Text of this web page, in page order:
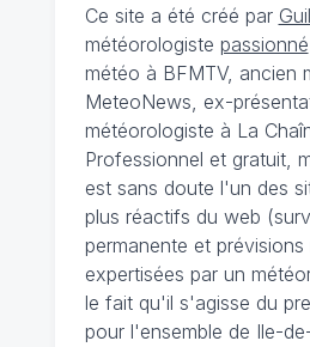
Ce site a été créé par
météorologiste passionné
météo à BFMTV, ancien
MeteoNews, ex-
météorologiste à La
Professionnel et gratuit,
est sans doute l'un des
plus réactifs du web
permanente et prévisions
expertisées par un
le fait qu'il s'agisse du
pour l'ensemble de Ile-